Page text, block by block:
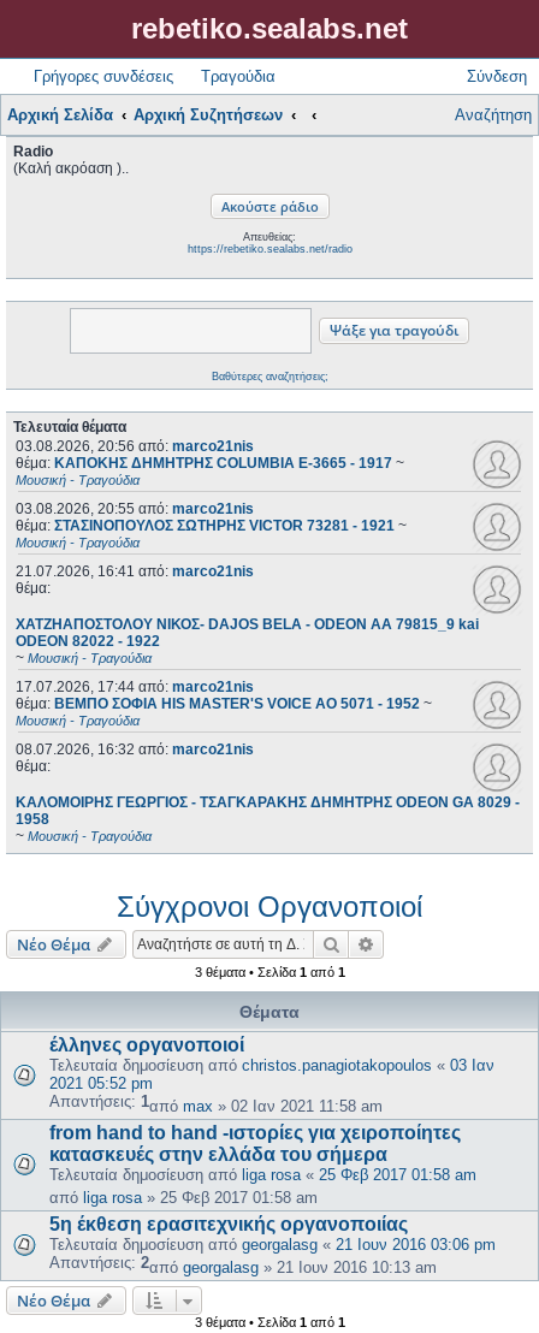
rebetiko.sealabs.net
Γρήγορες συνδέσεις Τραγούδια Σύνδεση
Αρχική Σελίδα Αρχική Συζητήσεων Αναζήτηση
Radio
(Καλή ακρόαση )..
Απευθείας:
https://rebetiko.sealabs.net/radio
Βαθύτερες αναζητήσεις;
Τελευταία θέματα
03.08.2026, 20:56 από: marco21nis
θέμα: ΚΑΠΟΚΗΣ ΔΗΜΗΤΡΗΣ COLUMBIA E-3665 - 1917 ~
Μουσική - Τραγούδια
03.08.2026, 20:55 από: marco21nis
θέμα: ΣΤΑΣΙΝΟΠΟΥΛΟΣ ΣΩΤΗΡΗΣ VICTOR 73281 - 1921 ~
Μουσική - Τραγούδια
21.07.2026, 16:41 από: marco21nis
θέμα:
ΧΑΤΖΗΑΠΟΣΤΟΛΟΥ ΝΙΚΟΣ- DAJOS BELA - ODEON AA 79815_9 kai
ODEON 82022 - 1922
~ Μουσική - Τραγούδια
17.07.2026, 17:44 από: marco21nis
θέμα: ΒΕΜΠΟ ΣΟΦΙΑ HIS MASTER'S VOICE AO 5071 - 1952 ~
Μουσική - Τραγούδια
08.07.2026, 16:32 από: marco21nis
θέμα:
ΚΑΛΟΜΟΙΡΗΣ ΓΕΩΡΓΙΟΣ - ΤΣΑΓΚΑΡΑΚΗΣ ΔΗΜΗΤΡΗΣ ODEON GA 8029 -
1958
~ Μουσική - Τραγούδια
Σύγχρονοι Οργανοποιοί
Νέο Θέμα Αναζήτηση
3 θέματα • Σελίδα 1από 1
Θέματα
έλληνες οργανοποιοί
Τελευταία δημοσίευση από christos.panagiotakopoulos « 03 Ιαν
2021 05:52 pm
Απαντήσεις: 1από max » 02 Ιαν 2021 11:58 am
from hand to hand -ιστορίες για χειροποίητες
κατασκευές στην ελλάδα του σήμερα
Τελευταία δημοσίευση από liga rosa « 25 Φεβ 2017 01:58 am
από liga rosa » 25 Φεβ 2017 01:58 am
5η έκθεση ερασιτεχνικής οργανοποιίας
Τελευταία δημοσίευση από georgalasg « 21 Ιουν 2016 03:06 pm
Απαντήσεις: 2από georgalasg » 21 Ιουν 2016 10:13 am
Νέο Θέμα
3 θέματα • Σελίδα 1από 1